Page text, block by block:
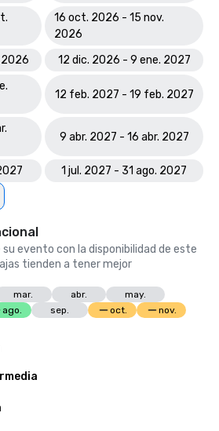
16 oct. 2026 - 15 nov.
2026
2026
12 dic. 2026 - 9 ene. 2027
12 feb. 2027 - 19 feb. 2027
9 abr. 2027 - 16 abr. 2027
1 jul. 2027 - 31 ago. 2027
evento con la disponibilidad de este
tienden a tener mejor
mar. abr.
may.
ago. sep. oct.
nov.